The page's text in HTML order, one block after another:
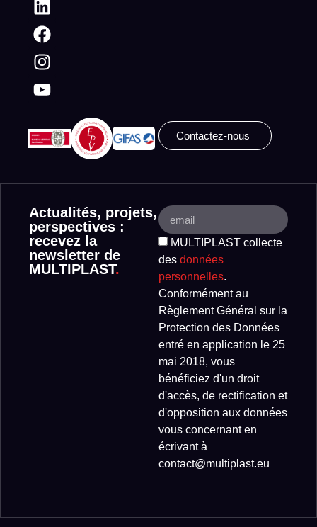
Contactez-nous
Actualités, projets,
perspectives :
recevez la
newsletter de
MULTIPLAST.
MULTIPLAST collecte
des données
personnelles.
Conformément au
Règlement Général sur la
Protection des Données
entré en application le 25
mai 2018, vous
bénéficiez d'un droit
d'accès, de rectification et
d'opposition aux données
vous concernant en
écrivant à
contact@multiplast.eu